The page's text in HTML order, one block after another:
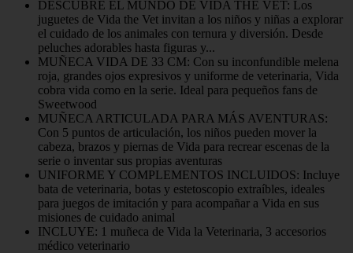
DESCUBRE EL MUNDO DE VIDA THE VET: Los
juguetes de Vida the Vet invitan a los niños y niñas a explorar
el cuidado de los animales con ternura y diversión. Desde
peluches adorables hasta figuras y...
MUÑECA VIDA DE 33 CM: Con su inconfundible melena
roja, grandes ojos expresivos y uniforme de veterinaria, Vida
cobra vida como en la serie. Ideal para pequeños fans de
Sweetwood
MUÑECA ARTICULADA PARA MÁS AVENTURAS:
Con 5 puntos de articulación, los niños pueden mover la
cabeza, brazos y piernas de Vida para recrear escenas de la
serie o inventar sus propias aventuras
UNIFORME Y COMPLEMENTOS INCLUIDOS: Incluye
bata de veterinaria, botas y estetoscopio extraíbles, ideales
para juegos de imitación y para acompañar a Vida en sus
misiones de cuidado animal
INCLUYE: 1 muñeca de Vida la Veterinaria, 3 accesorios
médico veterinario